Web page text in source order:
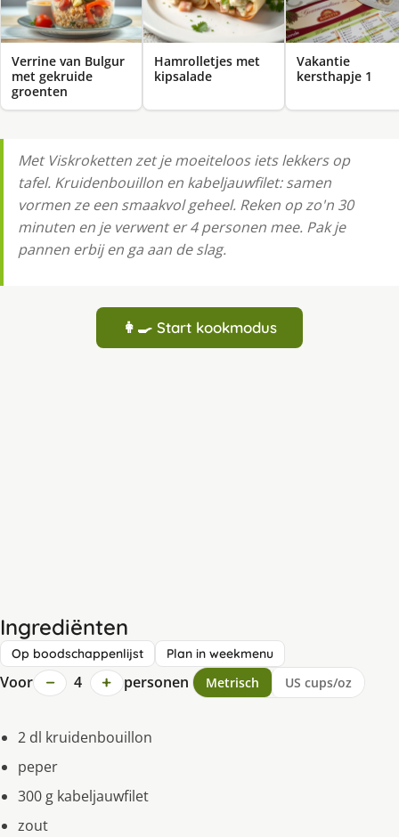
Verrine van Bulgur
met gekruide
groenten
Hamrolletjes met
kipsalade
Vakantie
kersthapje 1
Met Viskroketten zet je moeiteloos iets lekkers op
tafel. Kruidenbouillon en kabeljauwfilet: samen
vormen ze een smaakvol geheel. Reken op zo'n 30
minuten en je verwent er 4 personen mee. Pak je
pannen erbij en ga aan de slag.
👩‍🍳 Start kookmodus
Ingrediënten
Op boodschappenlijst Plan in weekmenu
Voor − 4 + personen Metrisch US cups/oz
2 dl kruidenbouillon
peper
300 g kabeljauwfilet
zout